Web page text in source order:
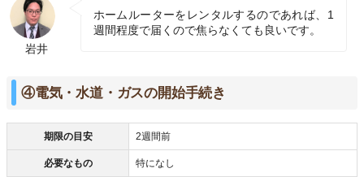
岩井
ホームルーターをレンタルするのであれば、1
週間程度で届くので焦らなくても良いです。
④電気・水道・ガスの開始手続き
期限の目安 2週間前
必要なもの 特になし